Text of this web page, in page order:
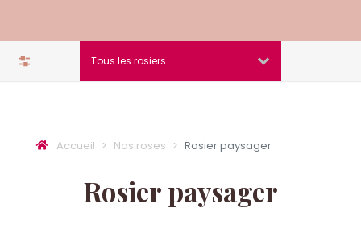
Tous les rosiers
Accueil Nos roses Rosier paysager
Rosier paysager